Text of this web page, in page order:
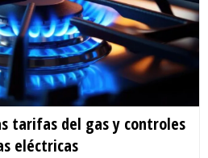
tarifas del gas y controles
eléctricas